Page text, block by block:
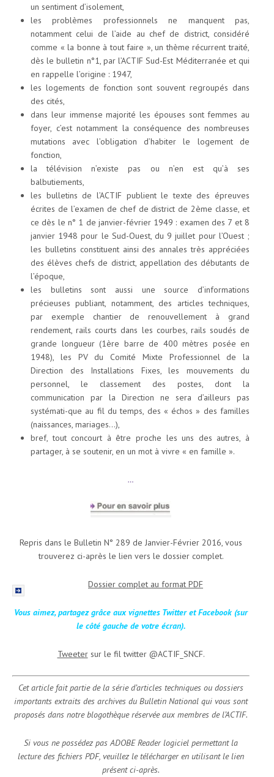
un sentiment d’isolement,
les problèmes professionnels ne manquent pas,
notamment celui de l’aide au chef de district, considéré
comme « la bonne à tout faire », un thème récurrent traité,
dès le bulletin n°1, par l’ACTIF Sud-Est Méditerranée et qui
en rappelle l’origine : 1947,
les logements de fonction sont souvent regroupés dans
des cités,
dans leur immense majorité les épouses sont femmes au
foyer, c’est notamment la conséquence des nombreuses
mutations avec l’obligation d’habiter le logement de
fonction,
la télévision n’existe pas ou n’en est qu’à ses
balbutiements,
les bulletins de l’ACTIF publient le texte des épreuves
écrites de l’examen de chef de district de 2ème classe, et
ce dès le n° 1 de janvier-février 1949 : examen des 7 et 8
janvier 1948 pour le Sud-Ouest, du 9 juillet pour l’Ouest ;
les bulletins constituent ainsi des annales très appréciées
des élèves chefs de district, appellation des débutants de
l’époque,
les bulletins sont aussi une source d’informations
précieuses publiant, notamment, des articles techniques,
par exemple chantier de renouvellement à grand
rendement, rails courts dans les courbes, rails soudés de
grande longueur (1ère barre de 400 mètres posée en
1948), les PV du Comité Mixte Professionnel de la
Direction des Installations Fixes, les mouvements du
personnel, le classement des postes, dont la
communication par la Direction ne sera d’ailleurs pas
systémati-que au fil du temps, des « échos » des familles
(naissances, mariages…),
bref, tout concourt à être proche les uns des autres, à
partager, à se soutenir, en un mot à vivre « en famille ».
…
Repris dans le Bulletin N° 289 de Janvier-Février 2016, vous
trouverez ci-après le lien vers le dossier complet.
Dossier complet au format PDF
Vous aimez, partagez grâce aux vignettes Twitter et Facebook (sur
le côté gauche de votre écran).
Tweetersur le fil twitter @ACTIF_SNCF.
Cet article fait partie de la série d’articles techniques ou dossiers
importants extraits des archives du Bulletin National qui vous sont
proposés dans notre blogothèque réservée aux membres de l’ACTIF.
Si vous ne possédez pas ADOBE Reader logiciel permettant la
lecture des fichiers PDF, veuillez le télécharger en utilisant le lien
présent ci-après.